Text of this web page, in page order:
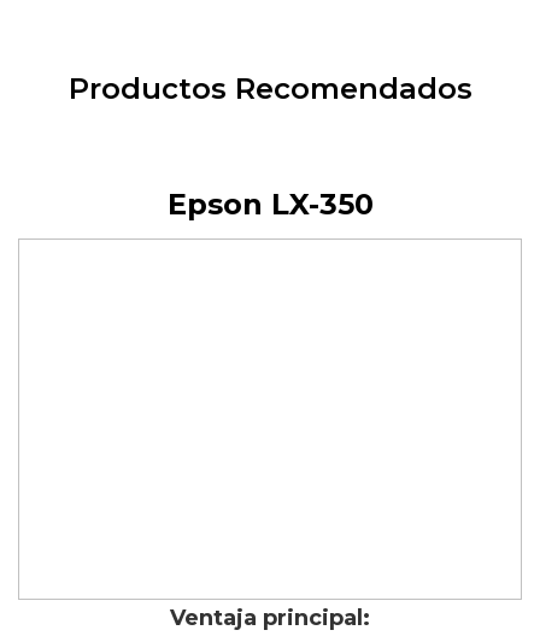
Productos Recomendados
Epson LX-350
Ventaja principal: